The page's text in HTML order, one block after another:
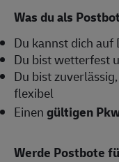
Was du als
Du kannst dich
Du bist wetterfest
Du bist
flexibel
Einengültigen
Werde Postbote